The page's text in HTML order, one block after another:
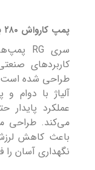
پمپ کارواش ۲۸۰ بار Annovi RG
کاربردهای
طراحی شده است.
آلیاژ با دوام
عملکرد
می‌کند. طراحی
باعث کاهش
نگهداری آسان را